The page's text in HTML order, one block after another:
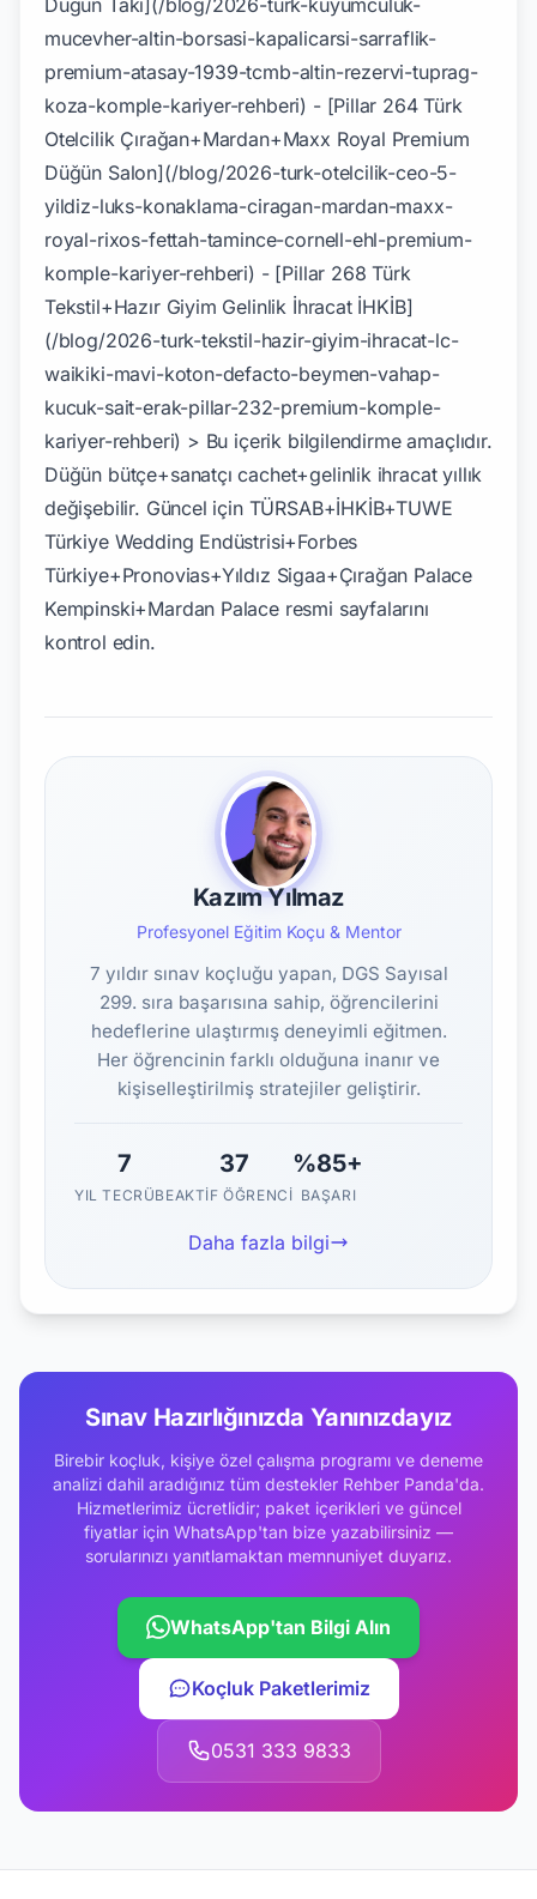
Kazım Yılmaz
Profesyonel Eğitim Koçu & Mentor
7 yıldır sınav koçluğu yapan, DGS Sayısal
299. sıra başarısına sahip, öğrencilerini
hedeflerine ulaştırmış deneyimli eğitmen.
Her öğrencinin farklı olduğuna inanır ve
kişiselleştirilmiş stratejiler geliştirir.
7
YIL TECRÜBE
37
AKTIF ÖĞRENCI
%85+
BAŞARI
Daha fazla bilgi
Sınav Hazırlığınızda Yanınızdayız
Birebir koçluk, kişiye özel çalışma programı ve deneme
analizi dahil aradığınız tüm destekler Rehber Panda'da.
Hizmetlerimiz ücretlidir; paket içerikleri ve güncel
fiyatlar için WhatsApp'tan bize yazabilirsiniz —
sorularınızı yanıtlamaktan memnuniyet duyarız.
WhatsApp'tan Bilgi Alın
Koçluk Paketlerimiz
0531 333 9833